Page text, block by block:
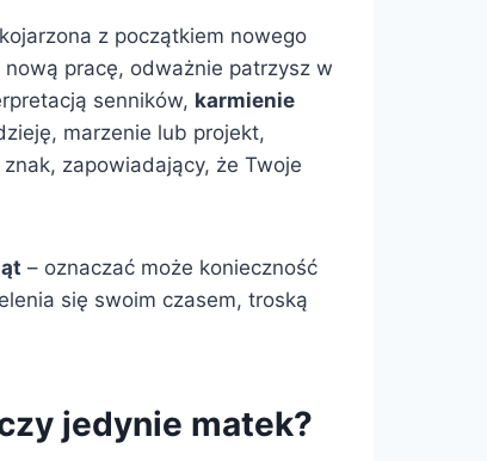
z początkiem nowego
nową pracę, odważnie patrzysz w
senników, karmienie
marzenie lub projekt,
zapowiadający, że Twoje
– oznaczać może konieczność
się swoim czasem, troską
jedynie matek?